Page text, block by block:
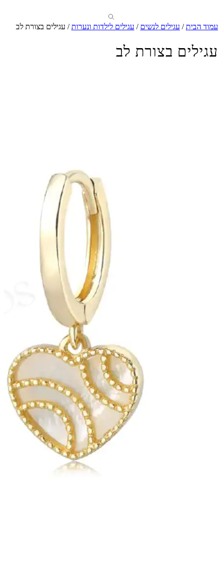
עמוד הבית/ עגילים לנשים / עגילים לילדות ונערות/ עגילים בצורת לב
עגילים בצורת לב